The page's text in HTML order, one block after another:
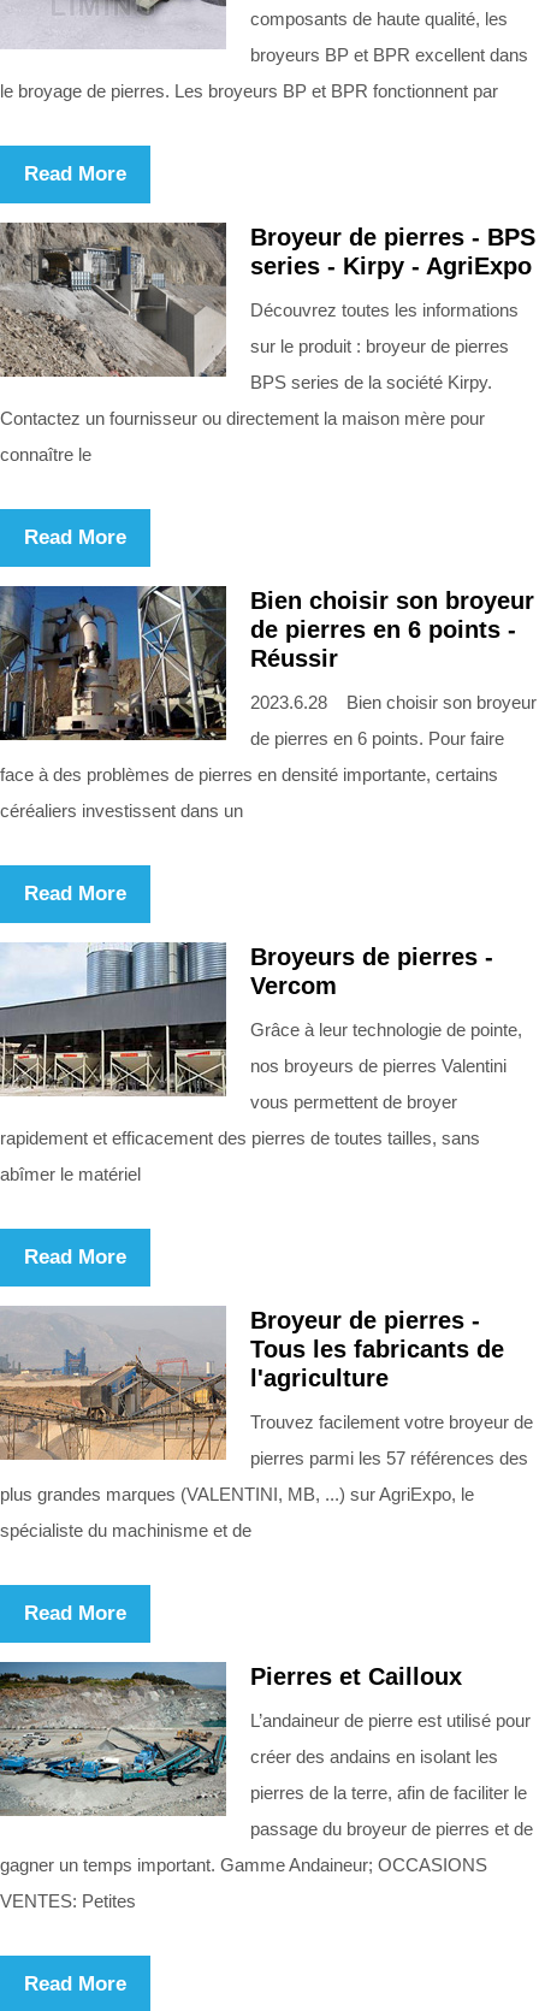
composants de haute qualité, les
broyeurs BP et BPR excellent dans
le broyage de pierres. Les broyeurs BP et BPR fonctionnent par
Read More
Broyeur de pierres - BPS
series - Kirpy - AgriExpo
Découvrez toutes les informations
sur le produit : broyeur de pierres
BPS series de la société Kirpy.
Contactez un fournisseur ou directement la maison mère pour
connaître le
Read More
Bien choisir son broyeur
de pierres en 6 points -
Réussir
2023.6.28 Bien choisir son broyeur
de pierres en 6 points. Pour faire
face à des problèmes de pierres en densité importante, certains
céréaliers investissent dans un
Read More
Broyeurs de pierres -
Vercom
Grâce à leur technologie de pointe,
nos broyeurs de pierres Valentini
vous permettent de broyer
rapidement et efficacement des pierres de toutes tailles, sans
abîmer le matériel
Read More
Broyeur de pierres -
Tous les fabricants de
l'agriculture
Trouvez facilement votre broyeur de
pierres parmi les 57 références des
plus grandes marques (VALENTINI, MB, ...) sur AgriExpo, le
spécialiste du machinisme et de
Read More
Pierres et Cailloux
L’andaineur de pierre est utilisé pour
créer des andains en isolant les
pierres de la terre, afin de faciliter le
passage du broyeur de pierres et de
gagner un temps important. Gamme Andaineur; OCCASIONS
VENTES: Petites
Read More